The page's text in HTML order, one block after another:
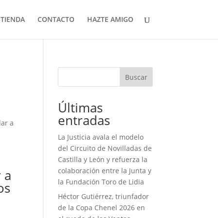
TIENDA CONTACTO HAZTE AMIGO
a
a
Buscar
Últimas
entradas
La Justicia avala el modelo
del Circuito de Novilladas de
Castilla y León y refuerza la
colaboración entre la Junta y
la Fundación Toro de Lidia
Héctor Gutiérrez, triunfador
de la Copa Chenel 2026 en